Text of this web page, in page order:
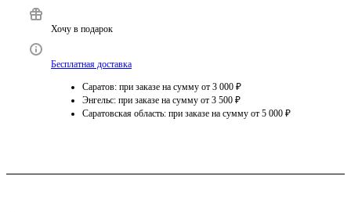
Хочу в подарок
Бесплатная доставка
Саратов: при заказе на сумму от 3 000 ₽
Энгельс: при заказе на сумму от 3 500 ₽
Саратовская область: при заказе на сумму от 5 000 ₽